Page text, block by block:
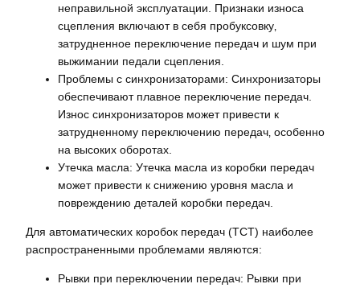
неправильной эксплуатации. Признаки износа
сцепления включают в себя пробуксовку‚
затрудненное переключение передач и шум при
выжимании педали сцепления.
Проблемы с синхронизаторами: Синхронизаторы
обеспечивают плавное переключение передач.
Износ синхронизаторов может привести к
затрудненному переключению передач‚ особенно
на высоких оборотах.
Утечка масла: Утечка масла из коробки передач
может привести к снижению уровня масла и
повреждению деталей коробки передач.
Для автоматических коробок передач (TCT) наиболее
распространенными проблемами являются:
Рывки при переключении передач: Рывки при